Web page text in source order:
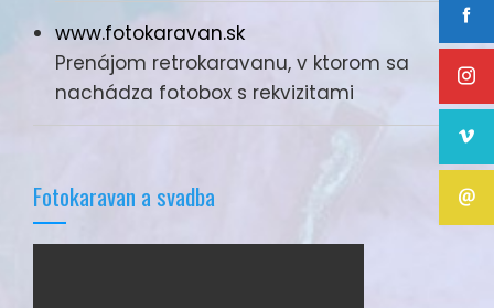
www.fotokaravan.sk
Prenájom retrokaravanu, v ktorom sa
nachádza fotobox s rekvizitami
Fotokaravan a svadba